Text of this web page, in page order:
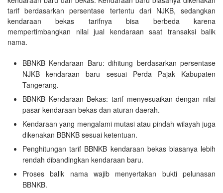
tarif berdasarkan persentase tertentu dari NJKB, sedangkan
kendaraan bekas tarifnya bisa berbeda karena
mempertimbangkan nilai jual kendaraan saat transaksi balik
nama.
BBNKB Kendaraan Baru: dihitung berdasarkan persentase
NJKB kendaraan baru sesuai Perda Pajak Kabupaten
Tangerang.
BBNKB Kendaraan Bekas: tarif menyesuaikan dengan nilai
pasar kendaraan bekas dan aturan daerah.
Kendaraan yang mengalami mutasi atau pindah wilayah juga
dikenakan BBNKB sesuai ketentuan.
Penghitungan tarif BBNKB kendaraan bekas biasanya lebih
rendah dibandingkan kendaraan baru.
Proses balik nama wajib menyertakan bukti pelunasan
BBNKB.